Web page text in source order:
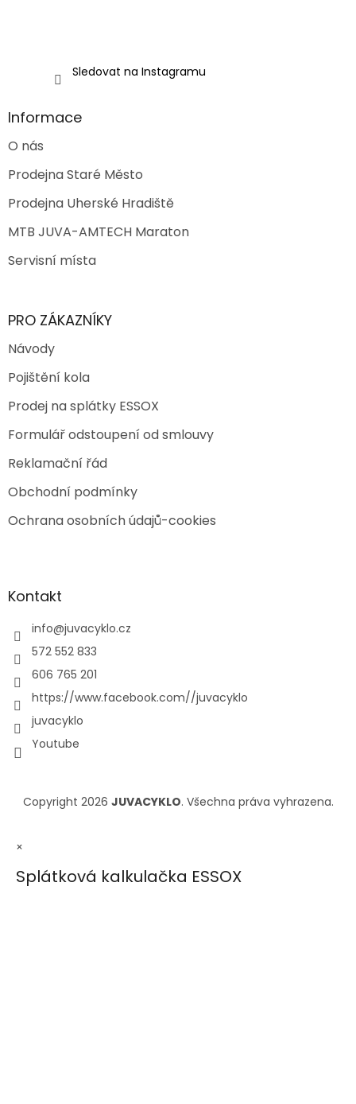
Sledovat na Instagramu
Informace
O nás
Prodejna Staré Město
Prodejna Uherské Hradiště
MTB JUVA-AMTECH Maraton
Servisní místa
PRO ZÁKAZNÍKY
Návody
Pojištění kola
Prodej na splátky ESSOX
Formulář odstoupení od smlouvy
Reklamační řád
Obchodní podmínky
Ochrana osobních údajů-cookies
Kontakt
info@juvacyklo.cz
572 552 833
606 765 201
https://www.facebook.com//juvacyklo
juvacyklo
Youtube
Copyright 2026 JUVACYKLO. Všechna práva vyhrazena.
×
Splátková kalkulačka ESSOX